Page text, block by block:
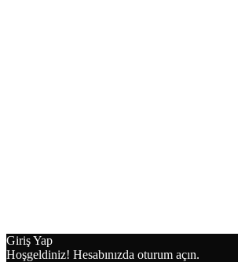
Giriş Yap
Hoşgeldiniz! Hesabınızda oturum açın.